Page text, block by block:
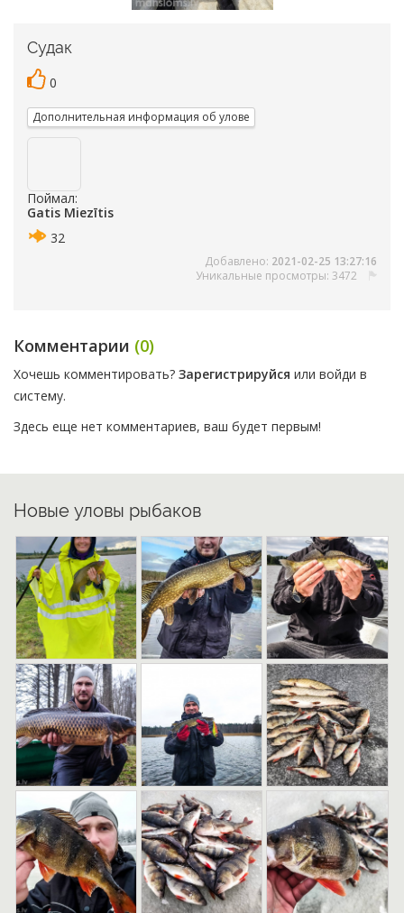
Судак
0
Дополнительная информация об улове
Поймал:
Gatis Miezītis
32
Добавлено: 2021-02-25 13:27:16
Уникальные просмотры: 3472
Комментарии (0)
Хочешь комментировать? Зарегистрируйся или войди в
систему.
Здесь еще нет комментариев, ваш будет первым!
Новые уловы рыбаков